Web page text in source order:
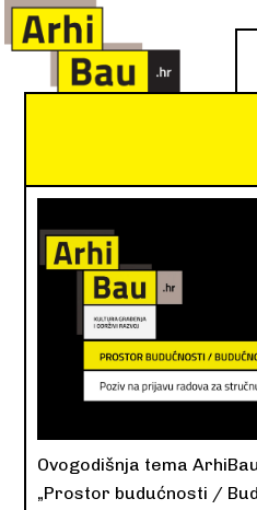
Ovogodišnja tema
„Prostor budućnosti /